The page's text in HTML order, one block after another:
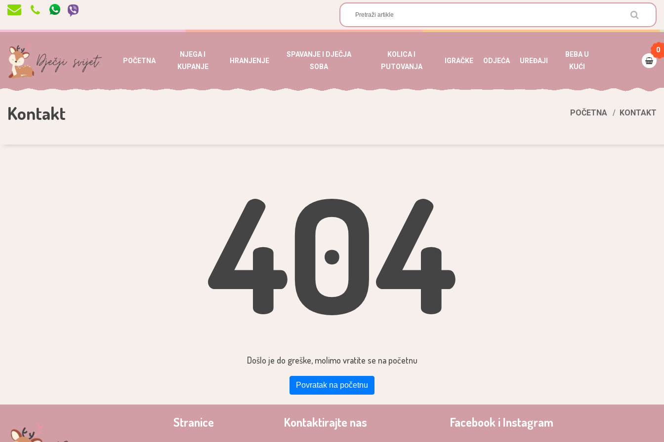
POČETNA
NJEGA I
KUPANJE
HRANJENJE
SPAVANJE I DJEČJA
SOBA
KOLICA I
PUTOVANJA
IGRAČKE ODJEĆA UREĐAJI
BEBA U
KUĆI
0
Kontakt POČETNA KONTAKT
404
Došlo je do greške, molimo vratite se na početnu
Povratak na početnu
Stranice Kontaktirajte nas Facebook i Instagram